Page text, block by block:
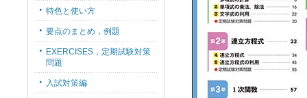
特色と使い方
要点のまとめ，例題
EXERCISES，定期試験対策
問題
入試対策編